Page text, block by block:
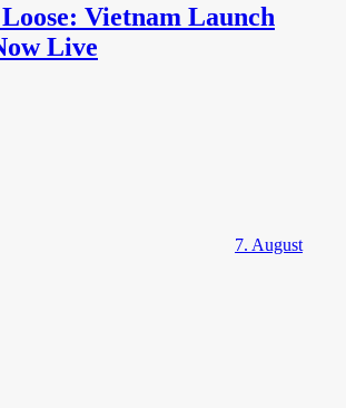
Vietnam Launch
Live
7. August